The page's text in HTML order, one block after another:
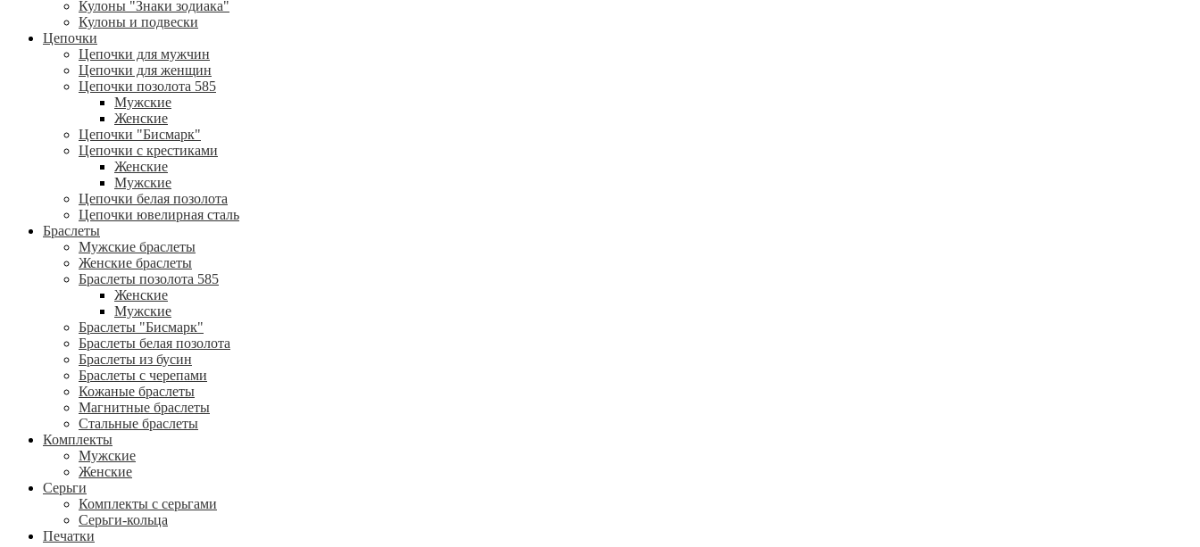
Кулоны "Знаки зодиака"
Кулоны и подвески
Цепочки
Цепочки для мужчин
Цепочки для женщин
Цепочки позолота 585
Мужские
Женские
Цепочки "Бисмарк"
Цепочки с крестиками
Женские
Мужские
Цепочки белая позолота
Цепочки ювелирная сталь
Браслеты
Мужские браслеты
Женские браслеты
Браслеты позолота 585
Женские
Мужские
Браслеты "Бисмарк"
Браслеты белая позолота
Браслеты из бусин
Браслеты с черепами
Кожаные браслеты
Магнитные браслеты
Стальные браслеты
Комплекты
Мужские
Женские
Серьги
Комплекты с серьгами
Серьги-кольца
Печатки